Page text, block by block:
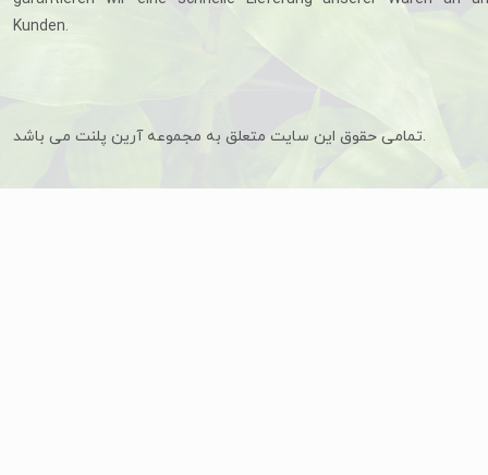
Kunden.
تمامی حقوق این سایت متعلق به مجموعه آرین پلنت می باشد.